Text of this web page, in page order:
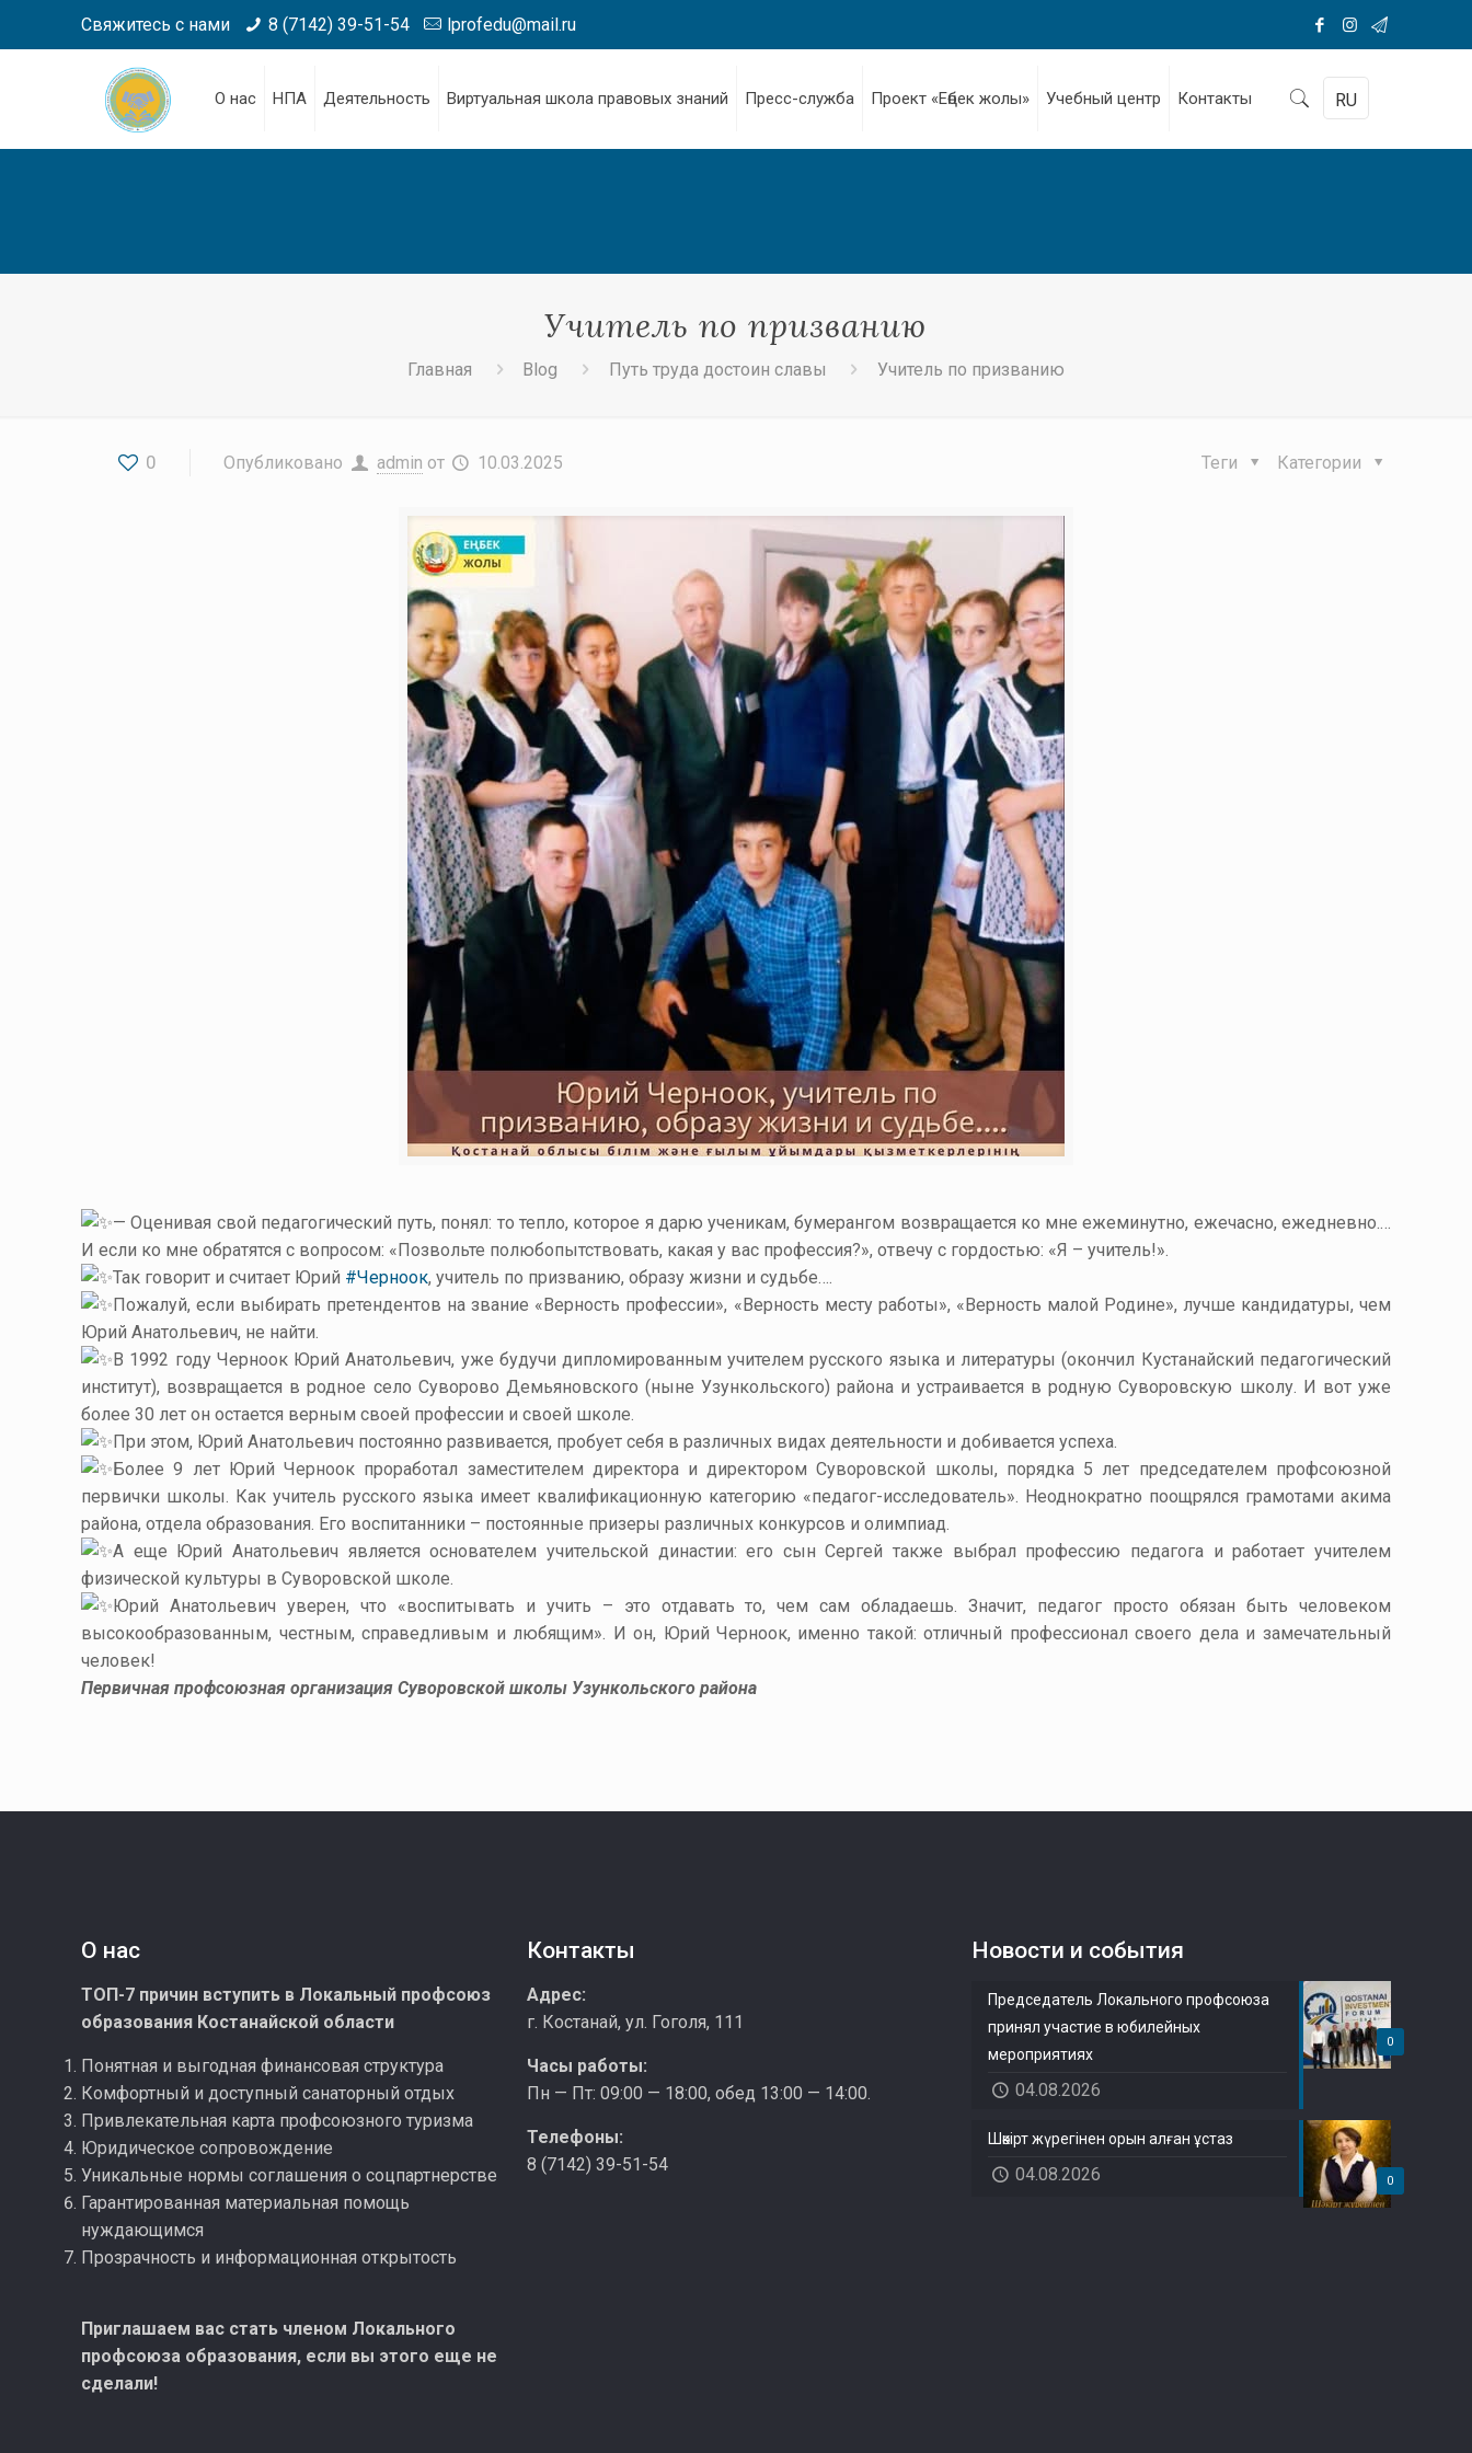
Свяжитесь с нами 8 (7142) 39-51-54 lprofedu@mail.ru
О нас НПА Деятельность Виртуальная школа правовых знаний Пресс-служба Проект «Еңбек жолы» Учебный центр Контакты RU
Учитель по призванию
Главная Blog Путь труда достоин славы Учитель по призванию
0 Опубликовано admin от 10.03.2025 Категории
Теги
— Оценивая свой педагогический путь, понял: то тепло, которое я дарю ученикам, бумерангом возвращается ко мне ежеминутно, ежечасно, ежедневно.…
И если ко мне обратятся с вопросом: «Позвольте полюбопытствовать, какая у вас профессия?», отвечу с гордостью: «Я – учитель!».
Так говорит и считает Юрий #Черноок, учитель по призванию, образу жизни и судьбе….
Пожалуй, если выбирать претендентов на звание «Верность профессии», «Верность месту работы», «Верность малой Родине», лучше кандидатуры, чем
Юрий Анатольевич, не найти.
В 1992 году Черноок Юрий Анатольевич, уже будучи дипломированным учителем русского языка и литературы (окончил Кустанайский педагогический
институт), возвращается в родное село Суворово Демьяновского (ныне Узункольского) района и устраивается в родную Суворовскую школу. И вот уже
более 30 лет он остается верным своей профессии и своей школе.
При этом, Юрий Анатольевич постоянно развивается, пробует себя в различных видах деятельности и добивается успеха.
Более 9 лет Юрий Черноок проработал заместителем директора и директором Суворовской школы, порядка 5 лет председателем профсоюзной
первички школы. Как учитель русского языка имеет квалификационную категорию «педагог-исследователь». Неоднократно поощрялся грамотами акима
района, отдела образования. Его воспитанники – постоянные призеры различных конкурсов и олимпиад.
А еще Юрий Анатольевич является основателем учительской династии: его сын Сергей также выбрал профессию педагога и работает учителем
физической культуры в Суворовской школе.
Юрий Анатольевич уверен, что «воспитывать и учить – это отдавать то, чем сам обладаешь. Значит, педагог просто обязан быть человеком
высокообразованным, честным, справедливым и любящим». И он, Юрий Черноок, именно такой: отличный профессионал своего дела и замечательный
человек!
Первичная профсоюзная организация Суворовской школы Узункольского района
О нас
ТОП-7 причин вступить в Локальный профсоюз
образования Костанайской области
Понятная и выгодная финансовая структура
Комфортный и доступный санаторный отдых
Привлекательная карта профсоюзного туризма
Юридическое сопровождение
Уникальные нормы соглашения о соцпартнерстве
Гарантированная материальная помощь
нуждающимся
Прозрачность и информационная открытость
Приглашаем вас стать членом Локального
профсоюза образования, если вы этого еще не
сделали!
Контакты
Адрес:
г. Костанай, ул. Гоголя, 111
Часы работы:
Пн — Пт: 09:00 — 18:00, обед 13:00 — 14:00.
Телефоны:
8 (7142) 39-51-54
Новости и события
0
Председатель Локального профсоюза
принял участие в юбилейных
мероприятиях
04.08.2026
0
Шәкірт жүрегінен орын алған ұстаз
04.08.2026